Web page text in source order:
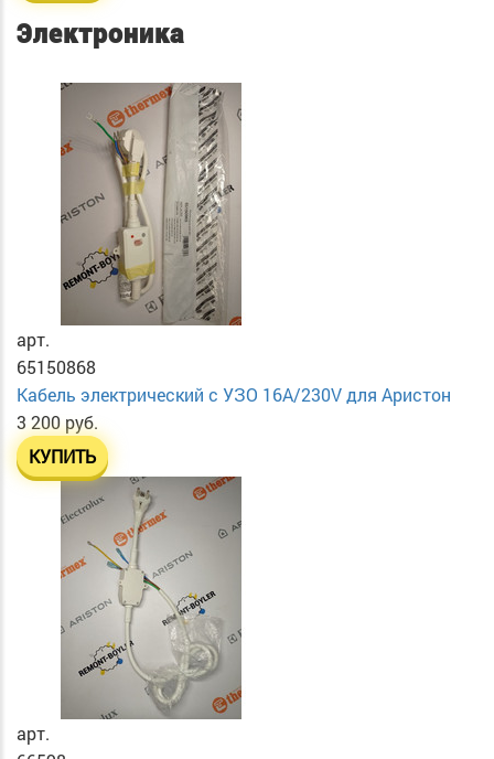
Электроника
арт.
65150868
Кабель электрический с УЗО 16А/230V для Аристон
3 200 руб.
КУПИТЬ
арт.